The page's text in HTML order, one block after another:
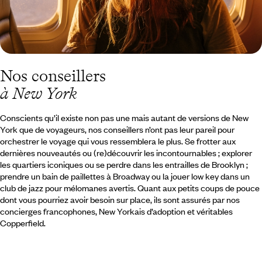
Nos conseillers
à New York
Conscients qu’il existe non pas une mais autant de versions de New
York que de voyageurs, nos conseillers n’ont pas leur pareil pour
orchestrer le voyage qui vous ressemblera le plus. Se frotter aux
dernières nouveautés ou (re)découvrir les incontournables ; explorer
les quartiers iconiques ou se perdre dans les entrailles de Brooklyn ;
prendre un bain de paillettes à Broadway ou la jouer low key dans un
club de jazz pour mélomanes avertis. Quant aux petits coups de pouce
dont vous pourriez avoir besoin sur place, ils sont assurés par nos
concierges francophones, New Yorkais d’adoption et véritables
Copperfield.